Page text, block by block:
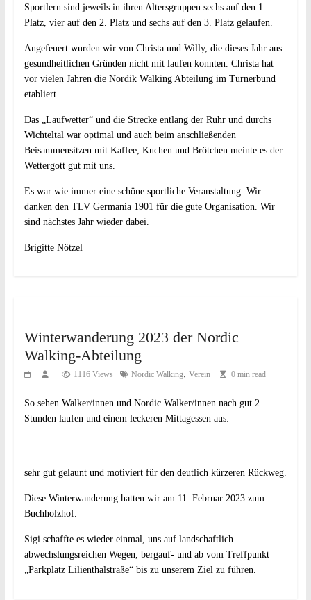
Sportlern sind jeweils in ihren Altersgruppen sechs auf den 1.
Platz, vier auf den 2. Platz und sechs auf den 3. Platz gelaufen.
Angefeuert wurden wir von Christa und Willy, die dieses Jahr aus
gesundheitlichen Gründen nicht mit laufen konnten. Christa hat
vor vielen Jahren die Nordik Walking Abteilung im Turnerbund
etabliert.
Das „Laufwetter“ und die Strecke entlang der Ruhr und durchs
Wichteltal war optimal und auch beim anschließenden
Beisammensitzen mit Kaffee, Kuchen und Brötchen meinte es der
Wettergott gut mit uns.
Es war wie immer eine schöne sportliche Veranstaltung. Wir
danken den TLV Germania 1901 für die gute Organisation. Wir
sind nächstes Jahr wieder dabei.
Brigitte Nötzel
Winterwanderung 2023 der Nordic
Walking-Abteilung
1116 Views Nordic Walking, Verein 0 min read
So sehen Walker/innen und Nordic Walker/innen nach gut 2
Stunden laufen und einem leckeren Mittagessen aus:
sehr gut gelaunt und motiviert für den deutlich kürzeren Rückweg.
Diese Winterwanderung hatten wir am 11. Februar 2023 zum
Buchholzhof.
Sigi schaffte es wieder einmal, uns auf landschaftlich
abwechslungsreichen Wegen, bergauf- und ab vom Treffpunkt
„Parkplatz Lilienthalstraße“ bis zu unserem Ziel zu führen.